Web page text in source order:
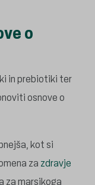
o
in prebiotiki ter
osnove o
kot si
za zdravje
za marsikoga